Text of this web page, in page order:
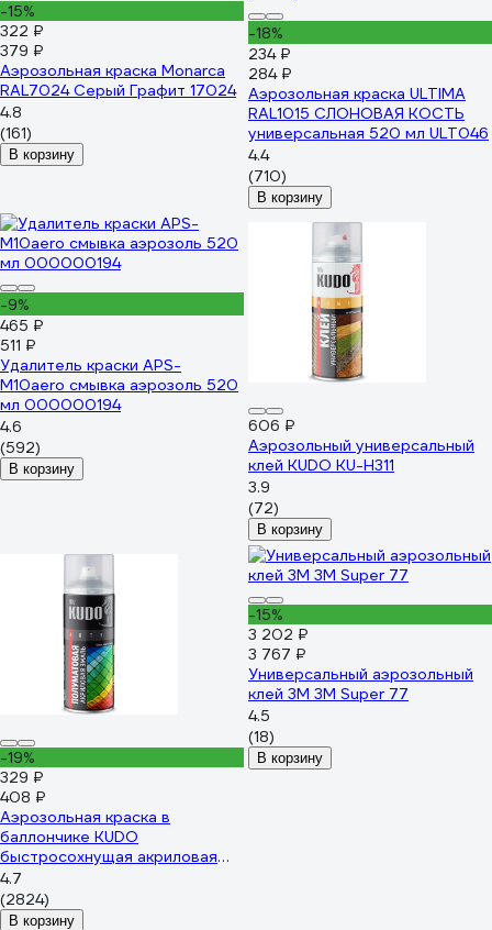
-15%
322 ₽
379 ₽
Аэрозольная краска Monarca
RAL7024 Серый Графит 17024
4.8
(161)
В корзину
-18%
234 ₽
284 ₽
Аэрозольная краска ULTIMA
RAL1015 СЛОНОВАЯ КОСТЬ
универсальная 520 мл ULT046
4.4
(710)
В корзину
-9%
465 ₽
511 ₽
Удалитель краски APS-
M10aero смывка аэрозоль 520
мл 000000194
4.6
(592)
В корзину
606 ₽
Аэрозольный универсальный
клей KUDO KU-H311
3.9
(72)
В корзину
-19%
329 ₽
408 ₽
Аэрозольная краска в
баллончике KUDO
быстросохнущая акриловая
универсальная полуматовая
SATIN RAL 7001 серая KU-
0A7001
4.7
(2824)
В корзину
-15%
3 202 ₽
3 767 ₽
Универсальный аэрозольный
клей 3M 3M Super 77
4.5
(18)
В корзину